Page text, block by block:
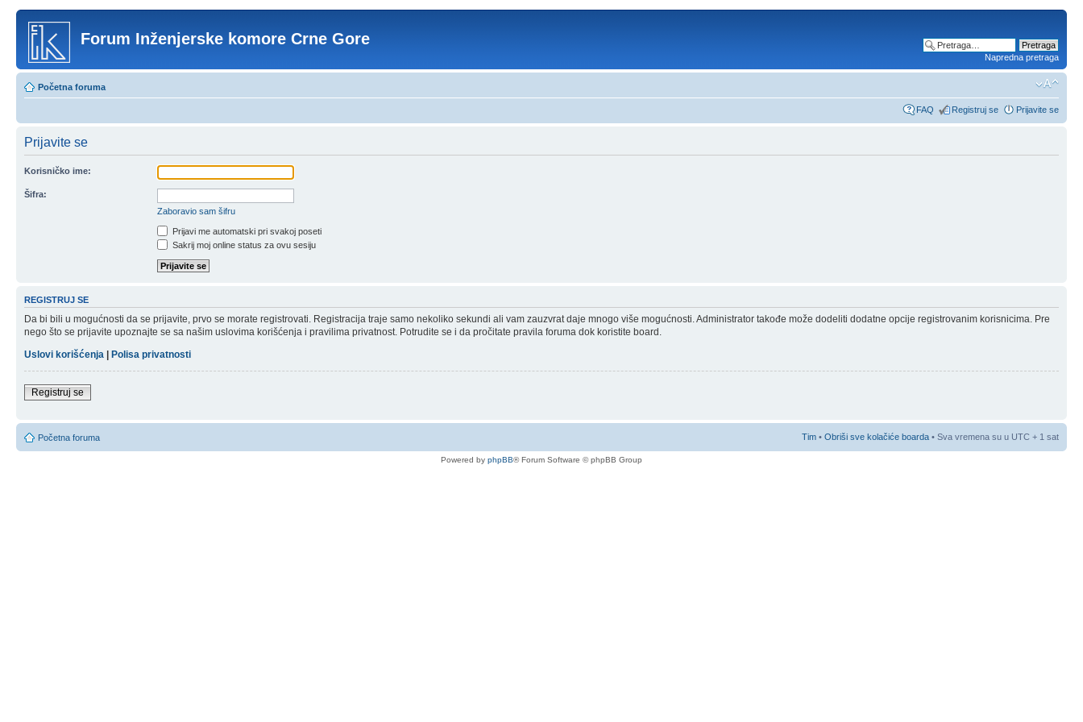
Forum Inženjerske komore Crne Gore
Napredna pretraga
Početna foruma
FAQ Registruj se Prijavite se
Prijavite se
Korisničko ime:
Šifra:
Zaboravio sam šifru
Prijavi me automatski pri svakoj poseti
Sakrij moj online status za ovu sesiju
REGISTRUJ SE
Da bi bili u mogućnosti da se prijavite, prvo se morate registrovati. Registracija traje samo nekoliko sekundi ali vam zauzvrat daje mnogo više mogućnosti. Administrator takođe može dodeliti dodatne opcije registrovanim korisnicima. Pre
nego što se prijavite upoznajte se sa našim uslovima korišćenja i pravilima privatnost. Potrudite se i da pročitate pravila foruma dok koristite board.
Uslovi korišćenja | Polisa privatnosti
Registruj se
Početna foruma Tim • Obriši sve kolačiće boarda • Sva vremena su u UTC + 1 sat
Powered by phpBB® Forum Software © phpBB Group